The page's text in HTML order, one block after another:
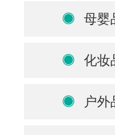
母婴
化妆
户外